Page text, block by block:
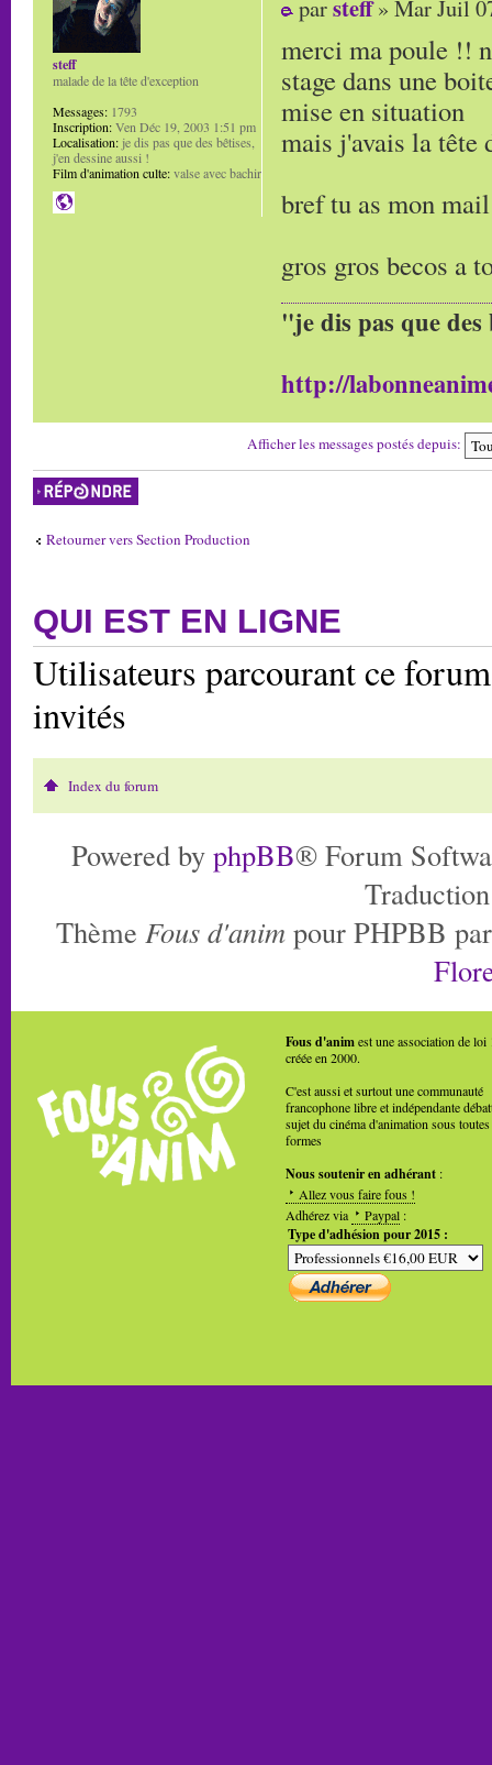
parsteff» Mar Juil
merci ma poule !!
stage dans une
mise en situation
mais j'avais la tête
bref tu as mon
gros gros becos a
"je dis pas que
http://
steff
malade de la tête d'exception
Messages: 1793
Inscription:Ven Déc 19, 2003 1:51 pm
Localisation: je dis pas que des bêtises,
j'en dessine aussi !
Film d'animation culte:valse avec bachir
Afficher les messages postés depuis:
Répondre
Retourner vers Section Production
QUI EST EN LIGNE
Utilisateurs parcourant ce
invités
Index du forum
Powered by phpBB® Forum
Thème Fous d'anim pour PHPBB
Fous d'animest une association de loi
créée en 2000.
C'est aussi et surtout une communauté
francophone libre et indépendante
sujet du cinéma d'animation sous toutes
formes
Nous soutenir en adhérant :
Allez vous faire fous !
Adhérez via
Paypal :
Type d'adhésion pour 2015 :